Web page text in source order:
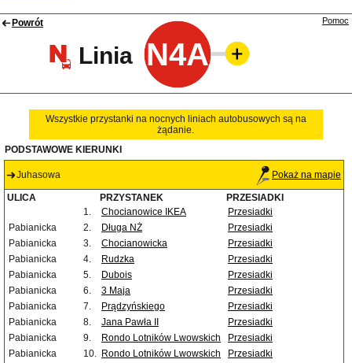
Powrót
Linia N4A
Pomoc
Wszystkie przystanki na nocnych liniach autobusowych są na
żądanie.
PODSTAWOWE KIERUNKI
Juhasowa Pokaż na mapie
ULICA PRZYSTANEK
PRZESIADKI
1.
Chocianowice IKEA
Przesiadki
Pabianicka
2. Długa NŻ
Przesiadki
Pabianicka
3. Chocianowicka
Przesiadki
Pabianicka
4. Rudzka
Przesiadki
Pabianicka
5. Dubois
Przesiadki
Pabianicka
6. 3 Maja
Przesiadki
Pabianicka
7. Prądzyńskiego
Przesiadki
Pabianicka
8. Jana Pawła II
Przesiadki
Pabianicka
9. Rondo Lotników Lwowskich
Przesiadki
Pabianicka
10. Rondo Lotników Lwowskich
Przesiadki